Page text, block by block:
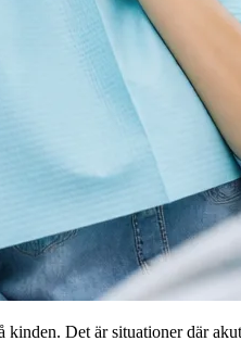
Det är situationer där